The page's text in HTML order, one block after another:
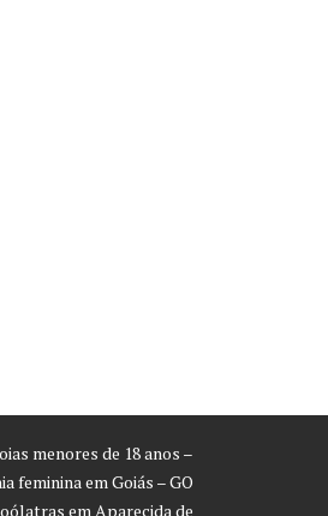
menores de 18 anos –
feminina em Goiás – GO
em Aparecida de